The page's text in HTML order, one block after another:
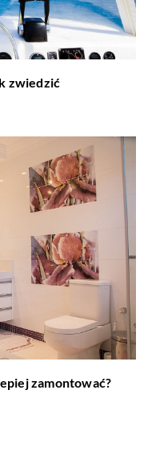
zwiedzić
zamontować?